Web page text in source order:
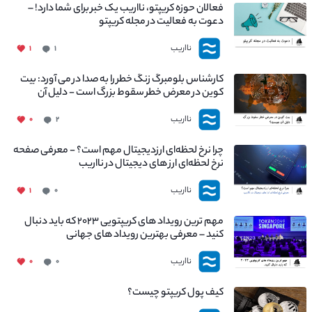
فعالان حوزه کریپتو، نااریب یک خبر برای شما دارد! –
دعوت به فعالیت در مجله کریپتو
نااریب ۱ ۱
کارشناس بلومبرگ زنگ خطر را به صدا در می آورد: بیت
کوین در معرض خطر سقوط بزرگ است - دلیل آن
چیست؟
نااریب ۲ ۰
چرا نرخ لحظه‌ای ارزدیجیتال مهم است؟ - معرفی صفحه
نرخ لحظه‌ای ارز های دیجیتال در نااریب
نااریب ۰ ۱
مهم ترین رویداد های کریپتویی ۲۰۲۳ که باید دنبال
کنید – معرفی بهترین رویداد های جهانی
نااریب ۰ ۰
کیف پول کریپتو چیست؟